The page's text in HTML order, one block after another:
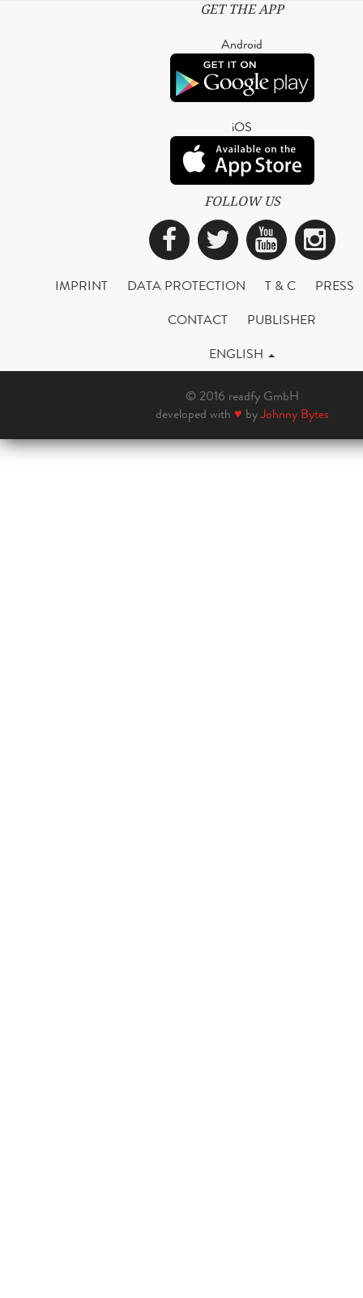
GET THE APP
Android
iOS
FOLLOW US
Facebook
Twitter
IMPRINT DATA PROTECTION T & C
PRESS
CONTACT
PUBLISHER
ENGLISH
© 2016 readfy GmbH
developed with ♥ byJohnny Bytes